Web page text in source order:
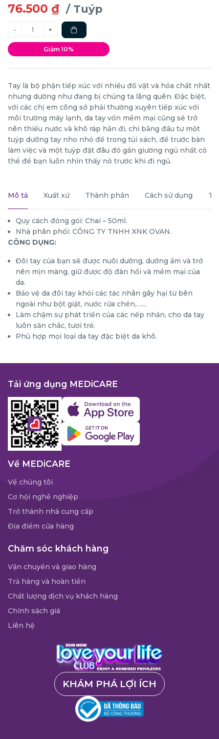
76.500 ₫ / Tuýp
Giảm 10%
Tay là bộ phận tiếp xúc với nhiều đồ vật và hóa chất nhất
nhưng dường như đang bị chúng ta lãng quên. Đặc biệt,
với các chị em công sở phải thường xuyên tiếp xúc với
môi trường máy lạnh, da tay vốn mềm mại cũng sẽ trở
nên thiếu nước và khô ráp hẳn đi, chi bằng đầu tư một
tuýp dưỡng tay nho nhỏ để trong túi xách, để trước bàn
làm việc và một tuýp đặt đâu đó gần giường ngủ nhất có
thể để bạn luôn nhìn thấy nó trước khi đi ngủ.
Mô tả Xuất xứ Thành phần Cách sử dụng
Quy cách đóng gói: Chai – 50ml.
Nhà phân phối: CÔNG TY TNHH XNK OVAN.
CÔNG DỤNG:
Đôi tay của bạn sẽ được nuôi dưỡng, dưỡng ẩm và trở
nên mịn màng, giữ được độ đàn hồi và mềm mại của
da.
Bảo vệ da đôi tay khỏi các tác nhân gây hại từ bên
ngoài như bột giặt, nước rửa chén,…...
Làm chậm sự phát triển của các nếp nhăn, cho da tay
luôn săn chắc, tươi trẻ.
Phù hợp mọi loại da tay đặc biệt da khô.
Tải ứng dụng MEDiCARE
Về MEDiCARE
Về chúng tôi
Cơ hội nghề nghiệp
Trở thành nhà cung cấp
Địa điểm cửa hàng
Chăm sóc khách hàng
Vận chuyển và giao hàng
Trả hàng và hoàn tiền
Chất lượng dịch vụ khách hàng
Chính sách giá
Liên hệ
KHÁM PHÁ LỢI ÍCH